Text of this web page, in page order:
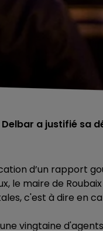
a justifié sa
d’un rapport
le maire de
c'est à dire en
vingtaine
de